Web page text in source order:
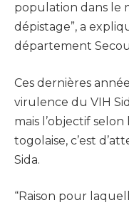
population dans le
dépistage”, a
département
Ces dernières
virulence du VIH
mais l’objectif
togolaise, c’est
Sida.
“Raison pour